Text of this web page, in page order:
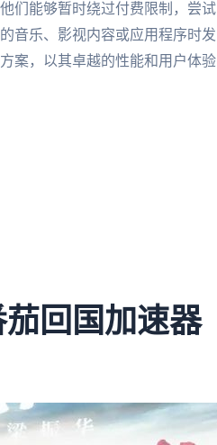
们能够暂时绕过付费限制，尝试
音乐、影视内容或应用程序时发
案，以其卓越的性能和用户体验
回国加速器